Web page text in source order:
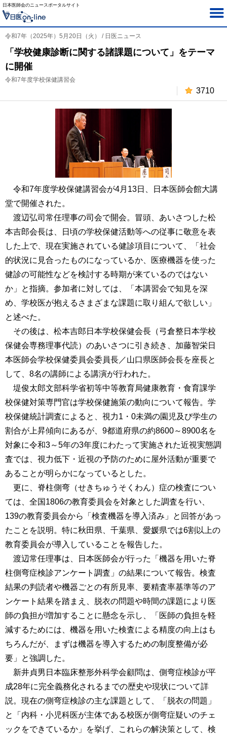
日本医師会のニュースポータルサイト
令和7年（2025年）5月20日（火） / 日医ニュース
「学校健康診断に関する諸課題について」をテーマ
に開催
令和7年度学校保健講習会
3710
令和7年度学校保健講習会が4月13日、日本医師会館大講
堂で開催された。
渡辺弘司常任理事の司会で開会。冒頭、あいさつした松
本吉郎会長は、日頃の学校保健活動等への従事に敬意を表
した上で、現在実施されている健診項目について、「社会
的状況に見合ったものになっているか、医療機器を使った
健診の可能性などを検討する時期が来ているのではない
か」と指摘。参加者に対しては、「本講習会で知見を深
め、学校医が抱えるさまざまな課題に取り組んで欲しい」
と述べた。
その後は、松本吉郎日本学校保健会長（弓倉整日本学校
保健会専務理事代読）のあいさつに引き続き、加藤智栄日
本医師会学校保健委員会委員長／山口県医師会長を座長と
して、8名の講師による講演が行われた。
堤俊太郎文部科学省初等中等教育局健康教育・食育課学
校保健対策専門官は学校保健施策の動向について報告。学
校保健統計調査によると、視力1・0未満の園児及び学生の
割合が上昇傾向にあるが、9都道府県の約8600～8900名を
対象に令和3～5年の3年度にわたって実施された近視実態調
査では、視力低下・近視の予防のために屋外活動が重要で
あることが明らかになっているとした。
更に、脊柱側弯（せきちゅうそくわん）症の検査につい
ては、全国1806の教育委員会を対象とした調査を行い、
139の教育委員会から「検査機器を導入済み」と回答があっ
たことを説明。特に秋田県、千葉県、愛媛県では6割以上の
教育委員会が導入していることを報告した。
渡辺常任理事は、日本医師会が行った「機器を用いた脊
柱側弯症検診アンケート調査」の結果について報告。検査
結果の判読者や機器ごとの有所見率、要精査率基準等のア
ンケート結果を踏まえ、脱衣の問題や時間の課題により医
師の負担が増加することに懸念を示し、「医師の負担を軽
減するためには、機器を用いた検査による精度の向上はも
ちろんだが、まずは機器を導入するための制度整備が必
要」と強調した。
新井貞男日本臨床整形外科学会顧問は、側弯症検診が平
成28年に完全義務化されるまでの歴史や現状について詳
説。現在の側弯症検診の主な課題として、「脱衣の問題」
と「内科・小児科医が主体である校医が側弯症疑いのチェ
ックをできているか」を挙げ、これらの解決策として、検